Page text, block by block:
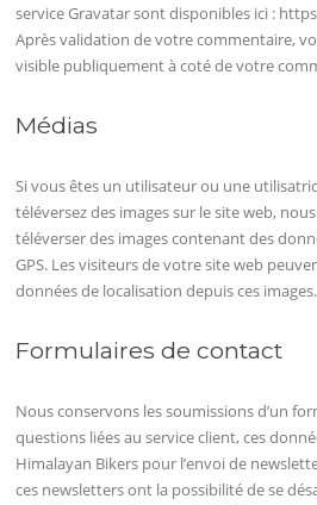
service Gravatar sont disponibles ici :
Après validation de votre commentaire,
visible publiquement à coté de votre
Médias
Si vous êtes un utilisateur ou une
téléversez des images sur le site web,
téléverser des images contenant des
GPS. Les visiteurs de votre site web
données de localisation depuis ces images.
Formulaires de contact
Nous conservons les soumissions d’un
questions liées au service client, ces
Himalayan Bikers pour l’envoi de
ces newsletters ont la possibilité de se